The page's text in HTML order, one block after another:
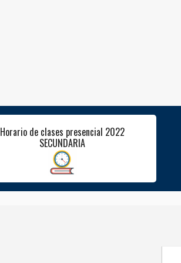
Horario de clases presencial 2022
SECUNDARIA